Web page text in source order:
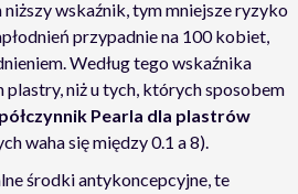
wskaźnik, tym mniejsze ryzyko
przypadnie na 100 kobiet,
Według tego wskaźnika
niż u tych, których sposobem
Pearla dla plastrów
waha się między 0.1 a 8).
środki antykoncepcyjne, te